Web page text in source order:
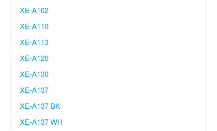
XE-A102
XE-A110
XE-A113
XE-A120
XE-A130
XE-A137
XE-A137 BK
XE-A137 WH